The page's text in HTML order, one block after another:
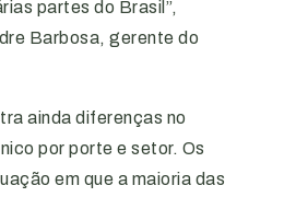
partes do Brasil”,
Barbosa, gerente do
ainda diferenças no
por porte e setor. Os
em que a maioria das